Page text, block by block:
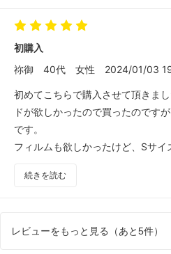
初購入
祢御
40代 女性 2024/01/03
初めてこちらで購入させて頂きま
ドが欲しかったので買ったのです
です。
フィルムも欲しかったけど、Sサイ
です！
続きを読む
レビューをもっと見る（あと5件）